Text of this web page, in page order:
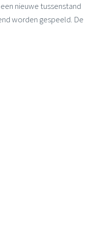
nieuwe tussenstand
worden gespeeld. De